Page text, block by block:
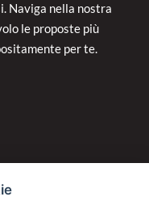
Naviga nella nostra
le proposte più
per te.